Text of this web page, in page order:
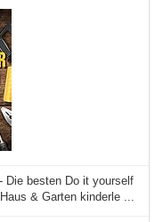
Die besten Do it yourself
& Garten kinderle ...